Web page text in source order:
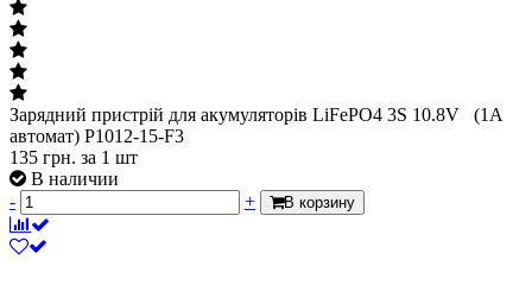
Зарядний пристрій для акумуляторів LiFePO4 3S 10.8V (1A
автомат) P1012-15-F3
135 грн. за 1 шт
В наличии
-
+ В корзину